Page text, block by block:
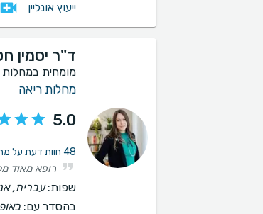
ייעוץ אונליין
ד"ר יסמין
מומחית במחלות
מחלות ריאה
5.0
48 חוות דעת על מחלות ריאה
רופא מאוד
שפות:עברית,
בהסדר עם: